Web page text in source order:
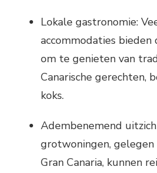
Lokale gastronomie:
accommodaties bieden
om te genieten van
Canarische gerechten,
koks.
Adembenemend
grotwoningen, gelegen
Gran Canaria, kunnen